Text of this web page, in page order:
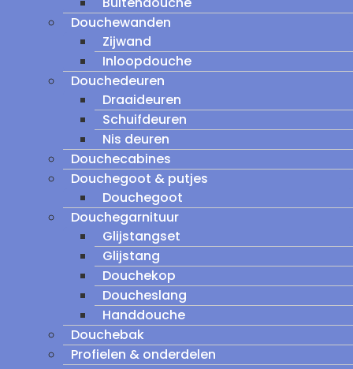
Douchewanden
Zijwand
Inloopdouche
Douchedeuren
Draaideuren
Schuifdeuren
Nis deuren
Douchecabines
Douchegoot & putjes
Douchegoot
Douchegarnituur
Glijstangset
Glijstang
Douchekop
Doucheslang
Handdouche
Douchebak
Profielen & onderdelen